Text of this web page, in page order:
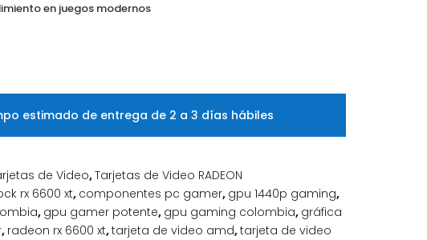
en juegos modernos
estimado de entrega de 2 a 3 días hábiles
de Video,Tarjetas de Video RADEON
rx 6600 xt, componentes pc gamer, gpu 1440p gaming,
, gpu gamer potente, gpu gaming colombia, gráfica
, radeon rx 6600 xt,tarjeta de video amd,tarjeta de video